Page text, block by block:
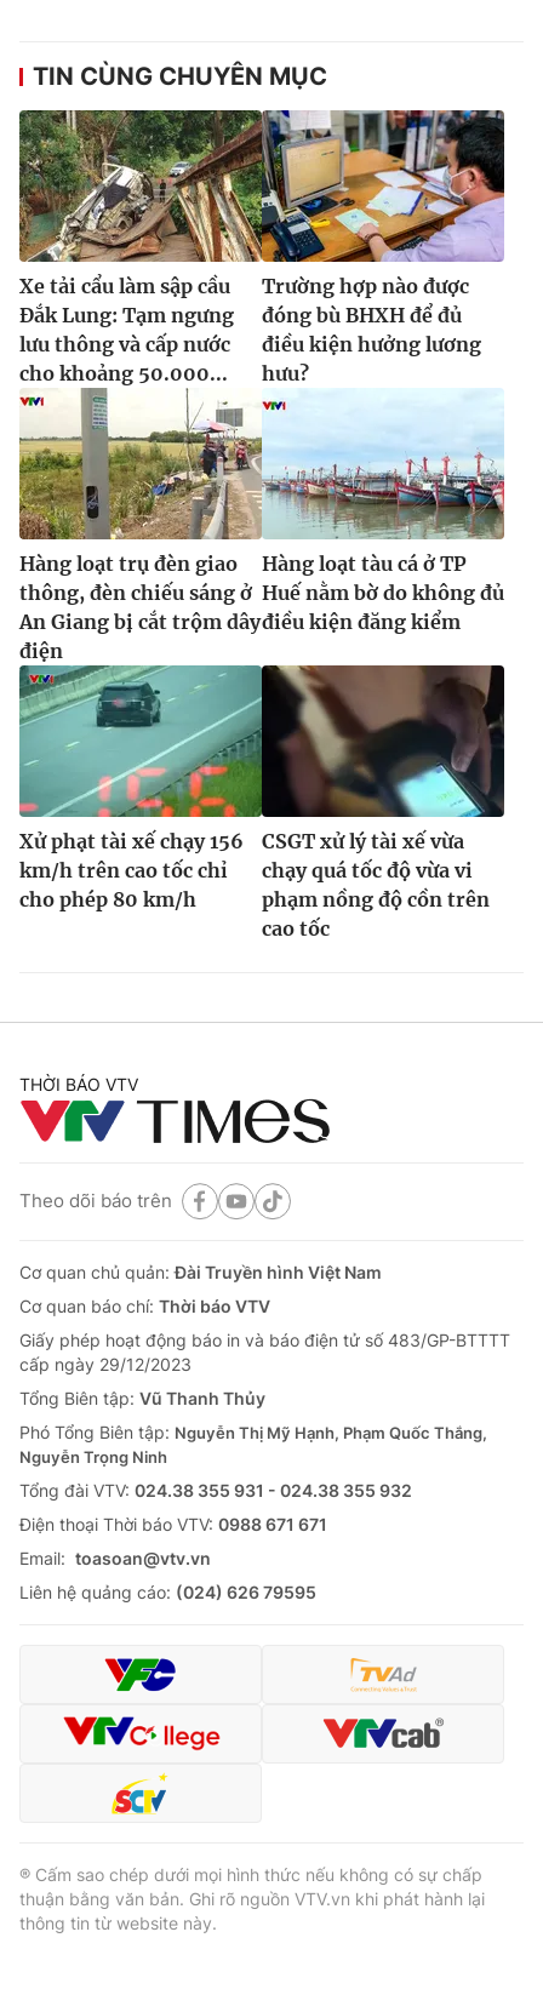
TIN CÙNG CHUYÊN MỤC
Xe tải cẩu làm sập cầu
Đắk Lung: Tạm ngưng
lưu thông và cấp nước
cho khoảng 50.000...
Trường hợp nào được
đóng bù BHXH để đủ
điều kiện hưởng lương
hưu?
Hàng loạt trụ đèn giao
thông, đèn chiếu sáng ở
An Giang bị cắt trộm dây
điện
Hàng loạt tàu cá ở TP
Huế nằm bờ do không đủ
điều kiện đăng kiểm
Xử phạt tài xế chạy 156
km/h trên cao tốc chỉ
cho phép 80 km/h
CSGT xử lý tài xế vừa
chạy quá tốc độ vừa vi
phạm nồng độ cồn trên
cao tốc
THỜI BÁO VTV
Theo dõi báo trên
Cơ quan chủ quản:Đài Truyền hình Việt Nam
Cơ quan báo chí: Thời báo VTV
Giấy phép hoạt động báo in và báo điện tử số 483/GP-BTTTT
cấp ngày 29/12/2023
Tổng Biên tập: Vũ Thanh Thủy
Phó Tổng Biên tập: Nguyễn Thị Mỹ Hạnh, Phạm Quốc Thắng,
Nguyễn Trọng Ninh
Tổng đài VTV: 024.38 355 931 - 024.38 355 932
Ðiện thoại Thời báo VTV: 0988 671 671
Email: toasoan@vtv.vn
Liên hệ quảng cáo: (024) 626 79595
® Cấm sao chép dưới mọi hình thức nếu không có sự chấp
thuận bằng văn bản. Ghi rõ nguồn VTV.vn khi phát hành lại
thông tin từ website này.